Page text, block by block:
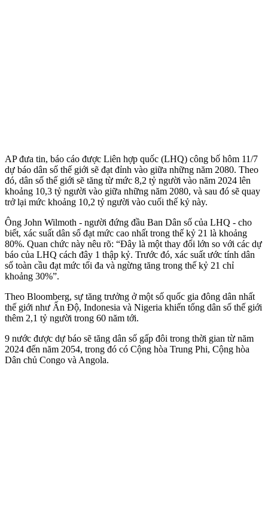
AP đưa tin, báo cáo được Liên hợp quốc (LHQ) công bố hôm 11/7
dự báo dân số thế giới sẽ đạt đỉnh vào giữa những năm 2080. Theo
đó, dân số thế giới sẽ tăng từ mức 8,2 tỷ người vào năm 2024 lên
khoảng 10,3 tỷ người vào giữa những năm 2080, và sau đó sẽ quay
trở lại mức khoảng 10,2 tỷ người vào cuối thế kỷ này.
Ông John Wilmoth - người đứng đầu Ban Dân số của LHQ - cho
biết, xác suất dân số đạt mức cao nhất trong thế kỷ 21 là khoảng
80%. Quan chức này nêu rõ: “Đây là một thay đổi lớn so với các dự
báo của LHQ cách đây 1 thập kỷ. Trước đó, xác suất ước tính dân
số toàn cầu đạt mức tối đa và ngừng tăng trong thế kỷ 21 chỉ
khoảng 30%”.
Theo Bloomberg, sự tăng trưởng ở một số quốc gia đông dân nhất
thế giới như Ấn Độ, Indonesia và Nigeria khiến tổng dân số thế giới
thêm 2,1 tỷ người trong 60 năm tới.
9 nước được dự báo sẽ tăng dân số gấp đôi trong thời gian từ năm
2024 đến năm 2054, trong đó có Cộng hòa Trung Phi, Cộng hòa
Dân chủ Congo và Angola.